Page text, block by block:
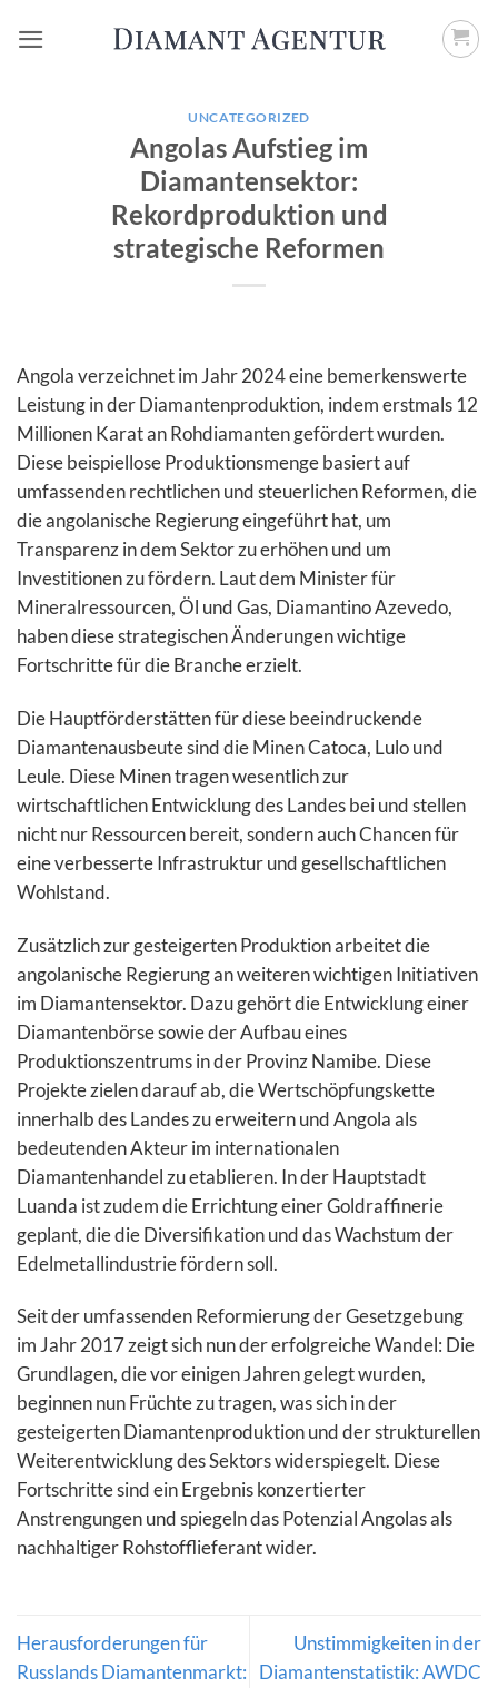
Inhalt
UNCATEGORIZED
Angolas Aufstieg im
Diamantensektor:
Rekordproduktion und
strategische Reformen
Angola verzeichnet im Jahr 2024 eine bemerkenswerte
Leistung in der Diamantenproduktion, indem erstmals 12
Millionen Karat an Rohdiamanten gefördert wurden.
Diese beispiellose Produktionsmenge basiert auf
umfassenden rechtlichen und steuerlichen Reformen, die
die angolanische Regierung eingeführt hat, um
Transparenz in dem Sektor zu erhöhen und um
Investitionen zu fördern. Laut dem Minister für
Mineralressourcen, Öl und Gas, Diamantino Azevedo,
haben diese strategischen Änderungen wichtige
Fortschritte für die Branche erzielt.
Die Hauptförderstätten für diese beeindruckende
Diamantenausbeute sind die Minen Catoca, Lulo und
Leule. Diese Minen tragen wesentlich zur
wirtschaftlichen Entwicklung des Landes bei und stellen
nicht nur Ressourcen bereit, sondern auch Chancen für
eine verbesserte Infrastruktur und gesellschaftlichen
Wohlstand.
Zusätzlich zur gesteigerten Produktion arbeitet die
angolanische Regierung an weiteren wichtigen Initiativen
im Diamantensektor. Dazu gehört die Entwicklung einer
Diamantenbörse sowie der Aufbau eines
Produktionszentrums in der Provinz Namibe. Diese
Projekte zielen darauf ab, die Wertschöpfungskette
innerhalb des Landes zu erweitern und Angola als
bedeutenden Akteur im internationalen
Diamantenhandel zu etablieren. In der Hauptstadt
Luanda ist zudem die Errichtung einer Goldraffinerie
geplant, die die Diversifikation und das Wachstum der
Edelmetallindustrie fördern soll.
Seit der umfassenden Reformierung der Gesetzgebung
im Jahr 2017 zeigt sich nun der erfolgreiche Wandel: Die
Grundlagen, die vor einigen Jahren gelegt wurden,
beginnen nun Früchte zu tragen, was sich in der
gesteigerten Diamantenproduktion und der strukturellen
Weiterentwicklung des Sektors widerspiegelt. Diese
Fortschritte sind ein Ergebnis konzertierter
Anstrengungen und spiegeln das Potenzial Angolas als
nachhaltiger Rohstofflieferant wider.
Herausforderungen für
Russlands Diamantenmarkt:
Unstimmigkeiten in der
Diamantenstatistik: AWDC